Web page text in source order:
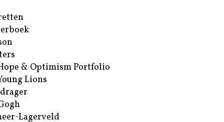
& Optimism Portfolio
Lions
Lagerveld